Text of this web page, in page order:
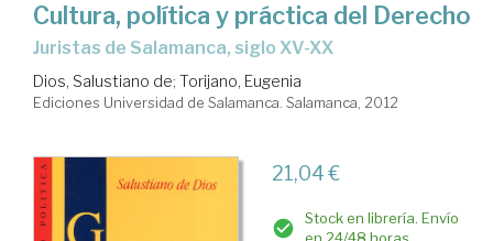
Cultura, política y práctica del Derecho
juristas de Salamanca, siglo XV-XX
Dios, Salustiano de; Torijano, Eugenia
Ediciones Universidad de Salamanca. Salamanca, 2012
21,04 €
Stock en librería. Envío